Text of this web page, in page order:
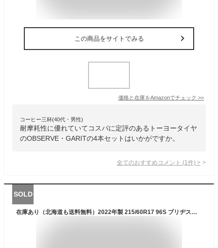
この商品をサイトでみる
価格と在庫をAmazonでチェック >>
コーヒー三杯(40代・男性)
耐摩耗性に優れていてコスパに定評のあるトーヨータイヤ
のOBSERVE・GARITの4本セットはいかがですか。
全てのおすすめコメント (1 件) >
SOLD
在庫あり（北海道も送料無料）2022年製 215/60R17 96S ブリヂストン ブリザック VRX スタッドレスタイヤ 新品 4本セット タイヤのみ